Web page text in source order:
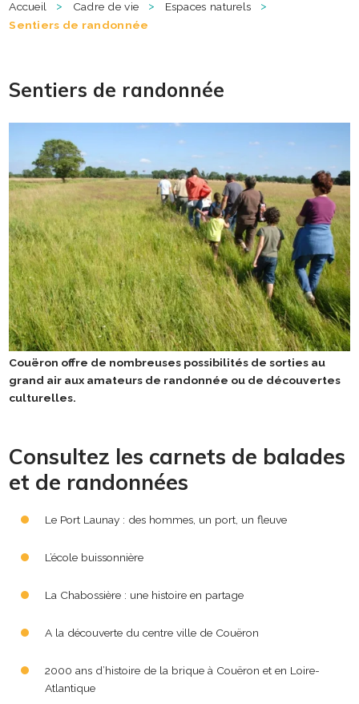
Accueil > Cadre de vie > Espaces naturels
>
Sentiers de randonnée
Sentiers de randonnée
Couëron offre de nombreuses possibilités de sorties au
grand air aux amateurs de randonnée ou de découvertes
culturelles.
Consultez les carnets de balades
et de randonnées
Le Port Launay : des hommes, un port, un fleuve
L’école buissonnière
La Chabossière : une histoire en partage
A la découverte du centre ville de Couëron
2000 ans d’histoire de la brique à Couëron et en Loire-
Atlantique